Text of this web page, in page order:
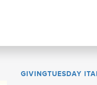
GIVINGTUESDAY